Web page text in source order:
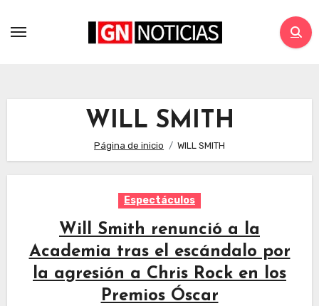
WILL SMITH
Página de inicio WILL SMITH
Espectáculos
Will Smith renunció a la
Academia tras el escándalo por
la agresión a Chris Rock en los
Premios Óscar